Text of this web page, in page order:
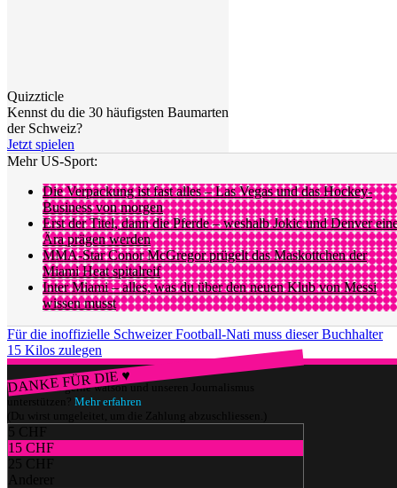
Quizzticle
Kennst du die 30 häufigsten Baumarten
der Schweiz?
Jetzt spielen
Mehr US-Sport:
Die Verpackung ist fast alles – Las Vegas und das Hockey-
Business von morgen
Erst der Titel, dann die Pferde – weshalb Jokic und Denver
Ära prägen werden
MMA-Star Conor McGregor prügelt das Maskottchen der
Miami Heat spitalreif
Inter Miami – alles, was du über den neuen Klub von Messi
wissen musst
Für die inoffizielle Schweizer Football-Nati muss dieser Buchhalter
15 Kilos zulegen
DANKE FÜR DIE ♥
Würdest du gerne watson und unseren Journalismus
unterstützen? Mehr erfahren
(Du wirst umgeleitet, um die Zahlung abzuschliessen.)
5 CHF
15 CHF
25 CHF
Anderer